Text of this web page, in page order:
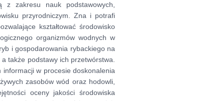
z zakresu nauk podstawowych,
przyrodniczym. Zna i potrafi
kształtować środowisko
organizmów wodnych w
i gospodarowania rybackiego na
także podstawy ich przetwórstwa.
w procesie doskonalenia
zasobów wód oraz hodowli,
oceny jakości środowiska